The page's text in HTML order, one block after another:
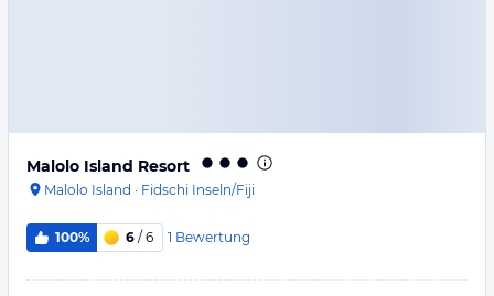
Malolo Island Resort
Malolo Island · Fidschi Inseln/Fiji
100% 6 / 6 1 Bewertung